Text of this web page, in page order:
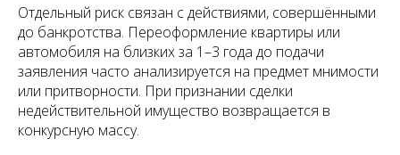
Отдельный риск связан с действиями, совершёнными
до банкротства. Переоформление квартиры или
автомобиля на близких за 1–3 года до подачи
заявления часто анализируется на предмет мнимости
или притворности. При признании сделки
недействительной имущество возвращается в
конкурсную массу.